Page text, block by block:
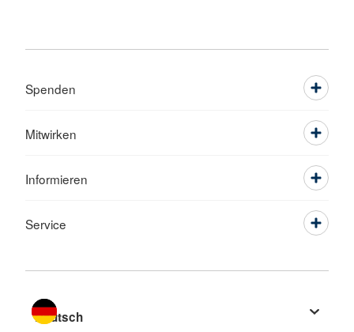
Spenden
Mitwirken
Informieren
Service
Sprache wechseln zu